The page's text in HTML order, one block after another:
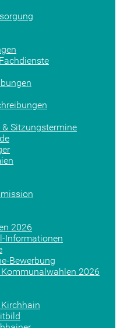
Sitzungstermine
2026
Informationen
Bewerbung
2026